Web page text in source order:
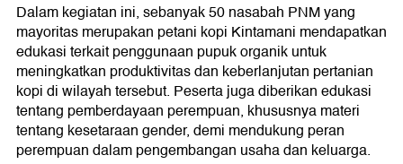
Dalam kegiatan ini, sebanyak 50 nasabah PNM yang
mayoritas merupakan petani kopi Kintamani mendapatkan
edukasi terkait penggunaan pupuk organik untuk
meningkatkan produktivitas dan keberlanjutan pertanian
kopi di wilayah tersebut. Peserta juga diberikan edukasi
tentang pemberdayaan perempuan, khususnya materi
tentang kesetaraan gender, demi mendukung peran
perempuan dalam pengembangan usaha dan keluarga.